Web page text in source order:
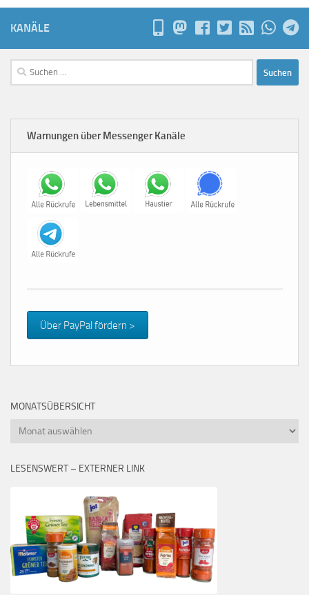
KANÄLE
Suchen
nach:
Warnungen über Messenger Kanäle
Über PayPal fördern >
MONATSÜBERSICHT
Monatsübersicht
LESENSWERT – EXTERNER LINK